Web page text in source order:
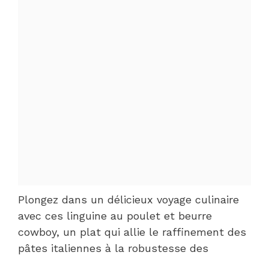
Plongez dans un délicieux voyage culinaire
avec ces linguine au poulet et beurre
cowboy, un plat qui allie le raffinement des
pâtes italiennes à la robustesse des